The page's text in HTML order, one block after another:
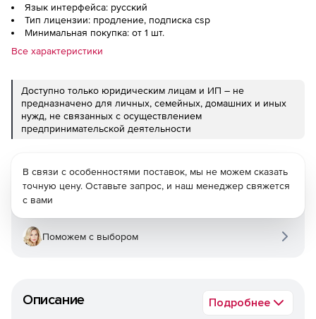
Язык интерфейса: русский
Тип лицензии: продление, подписка csp
Минимальная покупка: от 1 шт.
Все характеристики
Доступно только юридическим лицам и ИП – не
предназначено для личных, семейных, домашних и иных
нужд, не связанных с осуществлением
предпринимательской деятельности
Описание Подробнее
В связи с особенностями поставок, мы не можем сказать
точную цену. Оставьте запрос, и наш менеджер свяжется
с вами
Поможем с выбором